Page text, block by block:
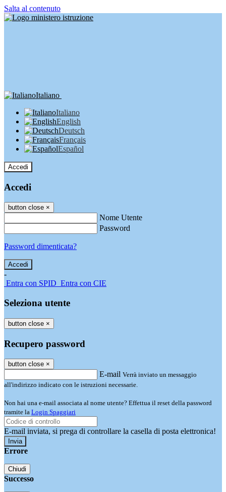
Salta al contenuto
Italiano
Italiano
English
Deutsch
Français
Español
Accedi
Accedi
button close ×
Nome Utente
Password
Password dimenticata?
-
Entra con SPID Entra con CIE
Seleziona utente
button close ×
Recupero password
button close ×
E-mail Verrà inviato un messaggio
all'indirizzo indicato con le istruzioni necessarie.
Non hai una e-mail associata al nome utente? Effettua il reset della password
tramite la Login Spaggiari
E-mail inviata, si prega di controllare la casella di posta elettronica!
Errore
Chiudi
Successo